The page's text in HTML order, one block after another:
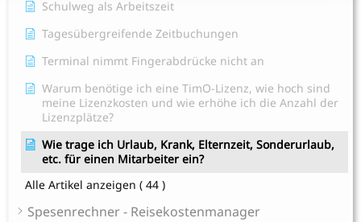
Schulweg als Arbeitszeit
Tagesübergreifende Zeitbuchungen
Terminal nimmt Fingerabdrücke nicht an
Warum benötige ich eine TimO-Lizenz, wie hoch sind
meine Lizenzkosten und wie erhöhe ich die Anzahl der
Lizenzplätze?
Wie trage ich Urlaub, Krank, Elternzeit, Sonderurlaub,
etc. für einen Mitarbeiter ein?
Alle Artikel anzeigen ( 44 )
Spesenrechner - Reisekostenmanager